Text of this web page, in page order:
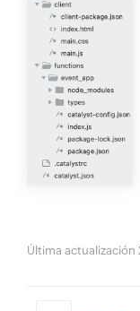
Última actualización